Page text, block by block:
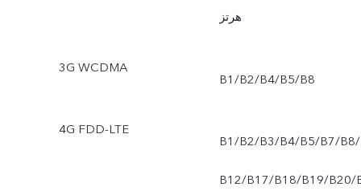
هرتز
3G WCDMA
B1/B2/B4/B5/B8
4G FDD-LTE
B1/B2/B3/B4/B5/B7/B8/
B12/B17/B18/B19/B20/